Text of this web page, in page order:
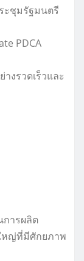
ะชุมรัฐมนตรี
PDCA
งรวดเร็วและ
การผลิต
หญ่ที่มีศักยภาพ